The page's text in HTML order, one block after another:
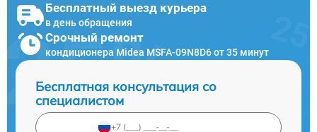
Бесплатный выезд курьера
в день обращения
Срочный ремонт
кондиционера Midea MSFA-09N8D6 от 35 минут
Бесплатная консультация со
специалистом